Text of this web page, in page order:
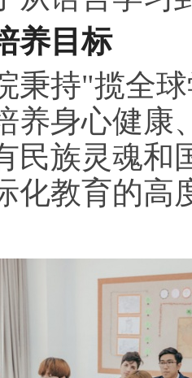
养目标
秉持"揽全
养身心健康
民族灵魂和
化教育的高